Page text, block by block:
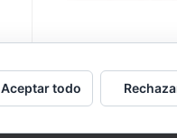
Aceptar todo